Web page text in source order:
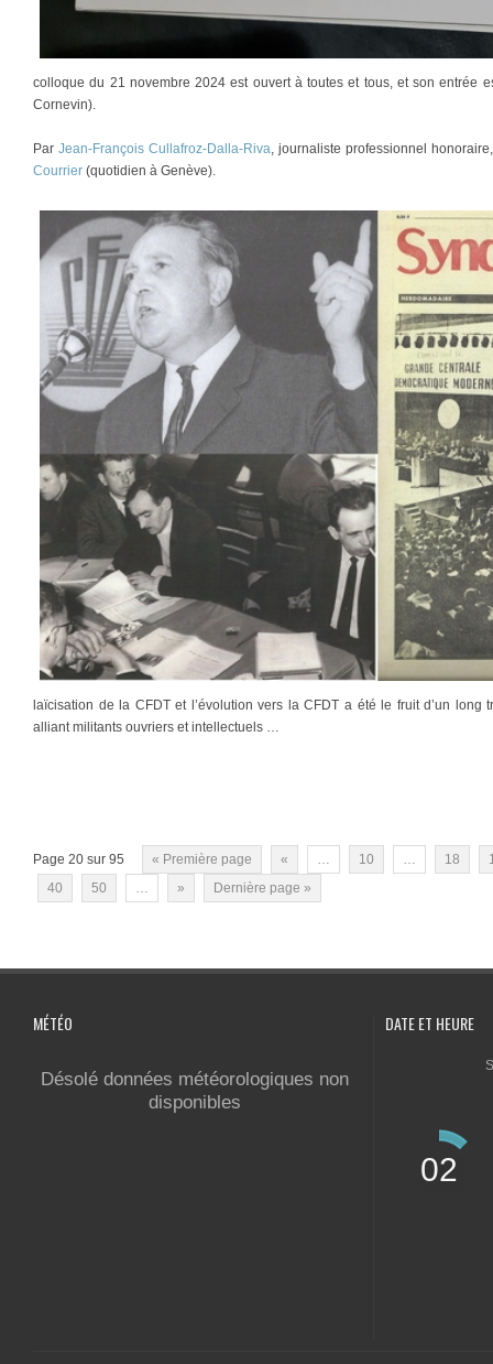
colloque du 21 novembre 2024 est ouvert à toutes et tous, et son entrée
Cornevin).
Par Jean-François Cullafroz-Dalla-Riva, journaliste professionnel
Courrier (quotidien à Genève).
laïcisation de la CFDT et l’évolution vers la CFDT a été le fruit d’un long
alliant militants ouvriers et intellectuels …
Page 20 sur 95 « Première page « … 10 … 18
40
50 … » Dernière page »
MÉTÉO
Désolé données météorologiques non
disponibles
DATE ET HEURE
02